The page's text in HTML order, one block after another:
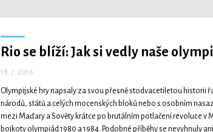
Rio se blíží: Jak si vedly naše
18. 7. 2016
Olympijské hry napsaly za svou přesně stodvacetiletou
národů, států a celých mocenských bloků nebo s osobním
mezi Maďary a Sověty krátce po brutálním potlačení revoluce
bojkoty olympiád 1980 a 1984. Podobné příběhy se nevyhnuly